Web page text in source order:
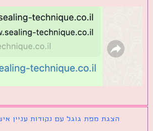
הצגת מפת גוגל עם נקודות עניין אישיות